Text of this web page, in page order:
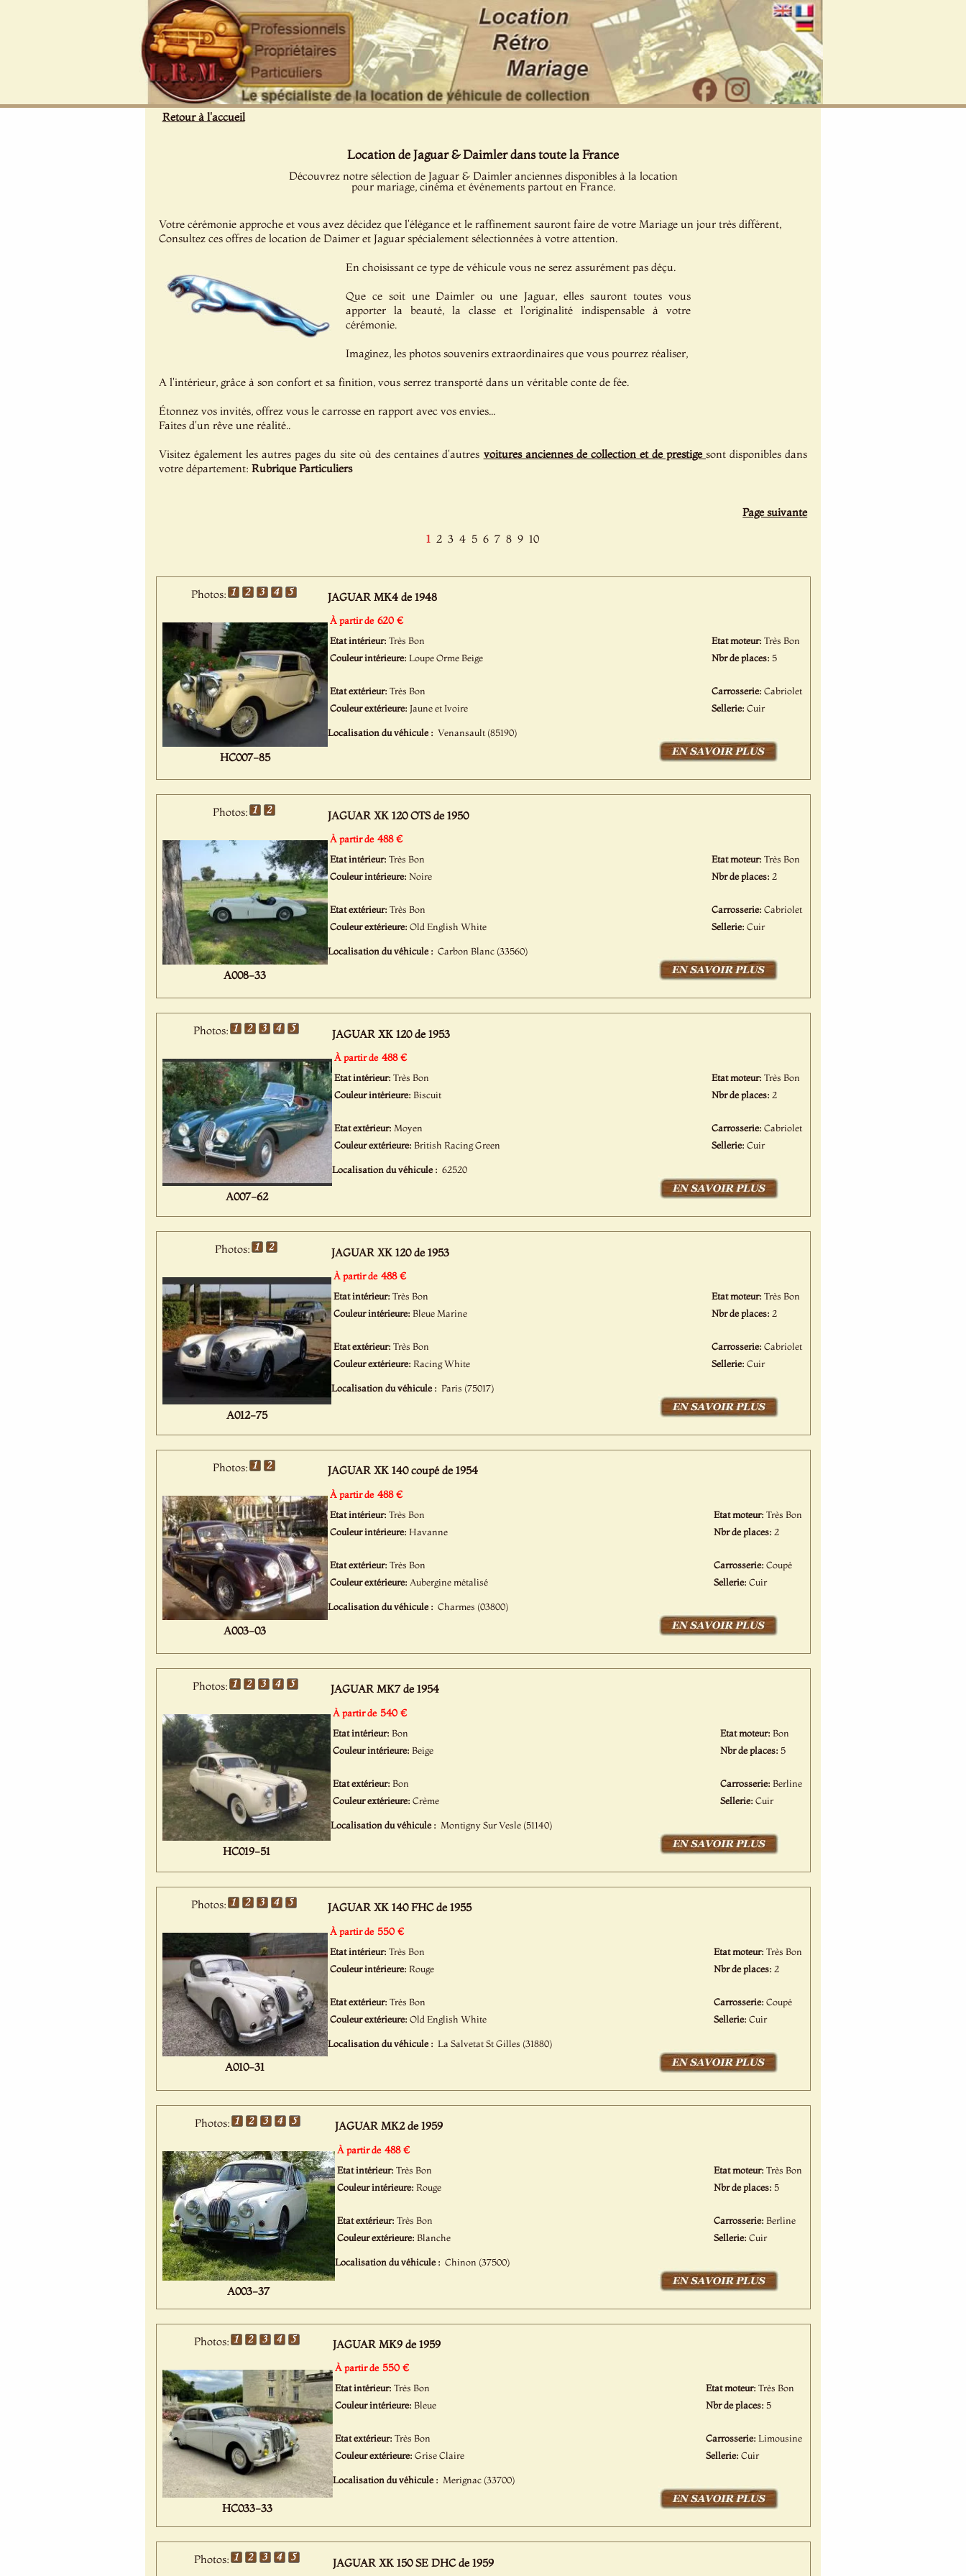
Retour à l'accueil
Location de Jaguar & Daimler dans toute la France
Découvrez notre sélection de Jaguar & Daimler anciennes disponibles à la location
pour mariage, cinéma et événements partout en France.
Votre cérémonie approche et vous avez décidez que l'élégance et le raffinement sauront faire de votre Mariage un jour très différent,
Consultez ces offres de location de Daimer et Jaguar spécialement sélectionnées à votre attention.
En choisissant ce type de véhicule vous ne serez assurément pas déçu.
Que ce soit une Daimler ou une Jaguar, elles sauront toutes vous
apporter la beauté, la classe et l'originalité indispensable à votre
cérémonie.
Imaginez, les photos souvenirs extraordinaires que vous pourrez réaliser,
A l'intérieur, grâce à son confort et sa finition, vous serrez transporté dans un véritable conte de fée.
Étonnez vos invités, offrez vous le carrosse en rapport avec vos envies...
Faites d'un rêve une réalité..
Visitez également les autres pages du site où des centaines d'autres voitures anciennes de collection et de prestigesont disponibles dans
votre département: Rubrique Particuliers
Page suivante
1 2 3 4 5 6 7 8 9 10
Photos:
HC007-85
JAGUAR MK4 de 1948
À partir de 620 €
Etat intérieur:Très Bon
Couleur intérieure:Loupe Orme Beige
Etat extérieur:Très Bon
Couleur extérieure:Jaune et Ivoire
Etat moteur: Très Bon
Nbr de places: 5
Carrosserie: Cabriolet
Sellerie: Cuir
Localisation du véhicule : Venansault (85190)
Photos:
A008-33
JAGUAR XK 120 OTS de 1950
À partir de 488 €
Etat intérieur: Très Bon
Couleur intérieure: Noire
Etat extérieur: Très Bon
Couleur extérieure: Old English White
Etat moteur: Très Bon
Nbr de places: 2
Carrosserie: Cabriolet
Sellerie: Cuir
Localisation du véhicule : Carbon Blanc (33560)
Photos:
A007-62
JAGUAR XK 120 de 1953
À partir de 488 €
Etat intérieur: Très Bon
Couleur intérieure: Biscuit
Etat extérieur: Moyen
Couleur extérieure: British Racing Green
Etat moteur: Très Bon
Nbr de places: 2
Carrosserie: Cabriolet
Sellerie: Cuir
Localisation du véhicule : 62520
Photos:
A012-75
JAGUAR XK 120 de 1953
À partir de 488 €
Etat intérieur: Très Bon
Couleur intérieure: Bleue Marine
Etat extérieur: Très Bon
Couleur extérieure: Racing White
Etat moteur: Très Bon
Nbr de places: 2
Carrosserie: Cabriolet
Sellerie: Cuir
Localisation du véhicule : Paris (75017)
Photos:
A003-03
JAGUAR XK 140 coupé de 1954
À partir de 488 €
Etat intérieur: Très Bon
Couleur intérieure: Havanne
Etat extérieur: Très Bon
Couleur extérieure: Aubergine métalisé
Etat moteur: Très Bon
Nbr de places: 2
Carrosserie: Coupé
Sellerie: Cuir
Localisation du véhicule : Charmes (03800)
Photos:
HC019-51
JAGUAR MK7 de 1954
À partir de 540 €
Etat intérieur:Bon
Couleur intérieure:Beige
Etat extérieur:Bon
Couleur extérieure:Crème
Etat moteur: Bon
Nbr de places: 5
Carrosserie: Berline
Sellerie: Cuir
Localisation du véhicule : Montigny Sur Vesle (51140)
Photos:
A010-31
JAGUAR XK 140 FHC de 1955
À partir de 550 €
Etat intérieur: Très Bon
Couleur intérieure: Rouge
Etat extérieur: Très Bon
Couleur extérieure: Old English White
Etat moteur: Très Bon
Nbr de places: 2
Carrosserie: Coupé
Sellerie: Cuir
Localisation du véhicule : La Salvetat St Gilles (31880)
Photos:
A003-37
JAGUAR MK2 de 1959
À partir de 488 €
Etat intérieur: Très Bon
Couleur intérieure: Rouge
Etat extérieur: Très Bon
Couleur extérieure: Blanche
Etat moteur: Très Bon
Nbr de places: 5
Carrosserie: Berline
Sellerie: Cuir
Localisation du véhicule : Chinon (37500)
Photos:
HC033-33
JAGUAR MK9 de 1959
À partir de 550 €
Etat intérieur:Très Bon
Couleur intérieure:Bleue
Etat extérieur:Très Bon
Couleur extérieure:Grise Claire
Etat moteur: Très Bon
Nbr de places: 5
Carrosserie: Limousine
Sellerie: Cuir
Localisation du véhicule : Merignac (33700)
Photos: JAGUAR XK 150 SE DHC de 1959
Panneau de gestion des cookies